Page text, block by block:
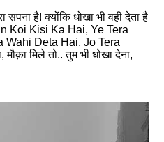
सपना है! क्योंकि धोखा भी वही देता है
Koi Kisi Ka Hai, Ye Tera
Deta Hai, Jo Tera
मिले तो.. तुम भी धोखा देना,